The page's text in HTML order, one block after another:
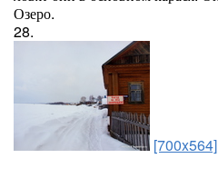
Озеро.
28.
[700x564]